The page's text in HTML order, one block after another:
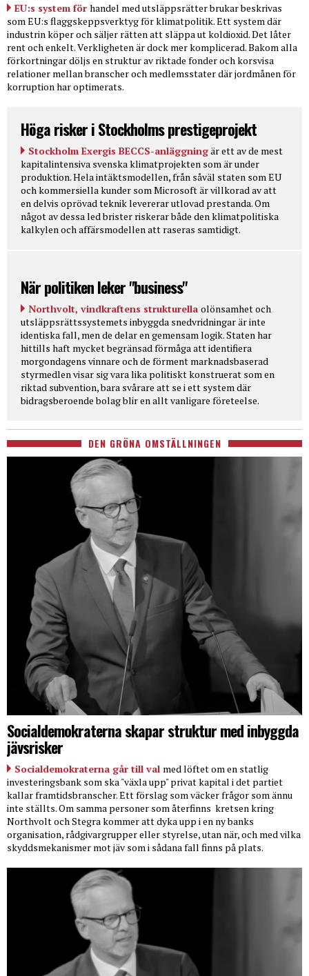
EU:s system för handel med utsläppsrätter brukar beskrivas
som EU:s flaggskeppsverktyg för klimatpolitik. Ett system där
industrin köper och säljer rätten att släppa ut koldioxid. Det låter
rent och enkelt. Verkligheten är dock mer komplicerad. Bakom alla
förkortningar döljs en struktur av riktade fonder och korsvisa
relationer mellan branscher och medlemsstater där jordmånen för
korruption har optimerats.
Höga risker i Stockholms prestigeprojekt
Stockholm Exergis BECCS-anläggningär ett av de mest
kapitalintensiva svenska klimatprojekten som är under
produktion. Hela intäktsmodellen, från såväl staten som EU
och kommersiella kunder som Microsoft är villkorad av att
en delvis oprövad teknik levererar utlovad prestanda. Om
något av dessa led brister riskerar både den klimatpolitiska
kalkylen och affärsmodellen att raseras samtidigt.
När politiken leker "business"
Northvolt, vindkraftens strukturella olönsamhet och
utsläppsrättssystemets inbyggda snedvridningar är inte
identiska fall, men de delar en gemensam logik. Staten har
hittills haft mycket begränsad förmåga att identifiera
morgondagens vinnare och de förment marknadsbaserad
styrmedlen visar sig vara lika politiskt konstruerat som en
riktad subvention, bara svårare att se i ett system där
bidragsberoende bolag blir en allt vanligare företeelse.
DEN GRÖNA OMSTÄLLNINGEN
Socialdemokraterna skapar struktur med inbyggda
jävsrisker
Socialdemokraterna går till val med löftet om en statlig
investeringsbank som ska "växla upp" privat kapital i det partiet
kallar framtidsbranscher. Ett förslag som väcker frågor som ännu
inte ställts. Om samma personer som återfinns kretsen kring
Northvolt och Stegra kommer att dyka upp i en ny banks
organisation, rådgivargrupper eller styrelse, utan när, och med vilka
skyddsmekanismer mot jäv som i sådana fall finns på plats.